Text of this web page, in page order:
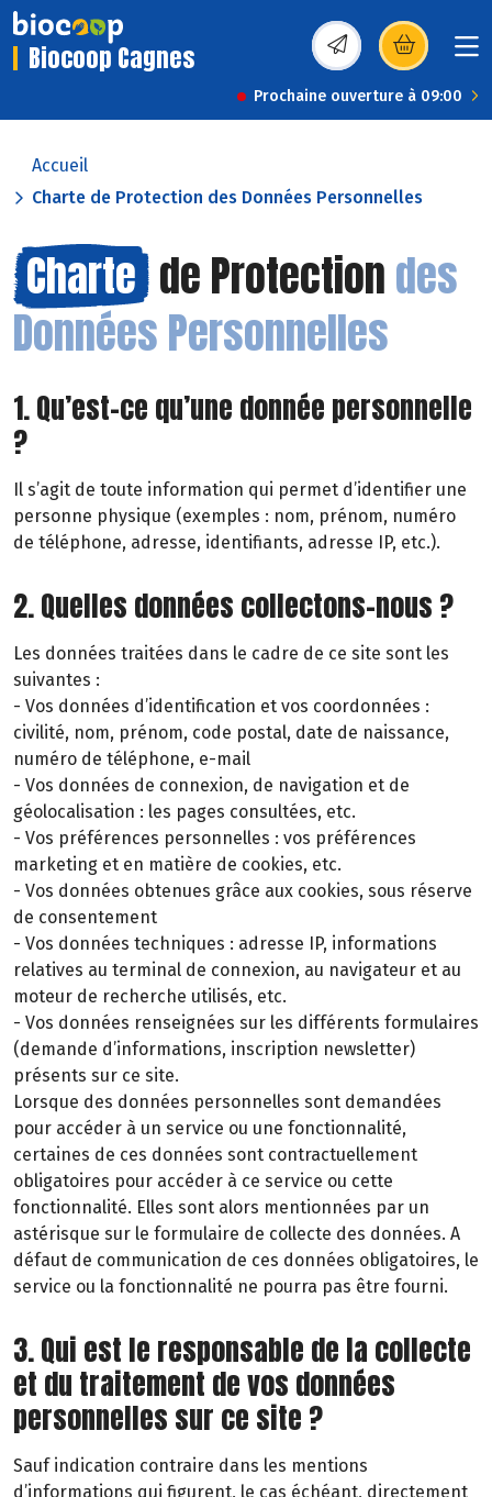
Biocoop Cagnes (s’ouvre dans une
Prochaine ouverture à 09:00
Accueil
Charte de Protection des Données Personnelles
Charte de Protectiondes
Données Personnelles
1. Qu’est-ce qu’une donnée personnelle
?
Il s’agit de toute information qui permet d’identifier une
personne physique (exemples : nom, prénom, numéro
de téléphone, adresse, identifiants, adresse IP, etc.).
2. Quelles données collectons-nous ?
Les données traitées dans le cadre de ce site sont les
suivantes :
- Vos données d’identification et vos coordonnées :
civilité, nom, prénom, code postal, date de naissance,
numéro de téléphone, e-mail
- Vos données de connexion, de navigation et de
géolocalisation : les pages consultées, etc.
- Vos préférences personnelles : vos préférences
marketing et en matière de cookies, etc.
- Vos données obtenues grâce aux cookies, sous réserve
de consentement
- Vos données techniques : adresse IP, informations
relatives au terminal de connexion, au navigateur et au
moteur de recherche utilisés, etc.
- Vos données renseignées sur les différents formulaires
(demande d’informations, inscription newsletter)
présents sur ce site.
Lorsque des données personnelles sont demandées
pour accéder à un service ou une fonctionnalité,
certaines de ces données sont contractuellement
obligatoires pour accéder à ce service ou cette
fonctionnalité. Elles sont alors mentionnées par un
astérisque sur le formulaire de collecte des données. A
défaut de communication de ces données obligatoires, le
service ou la fonctionnalité ne pourra pas être fourni.
3. Qui est le responsable de la collecte
et du traitement de vos données
personnelles sur ce site ?
Sauf indication contraire dans les mentions
d’informations qui figurent, le cas échéant, directement